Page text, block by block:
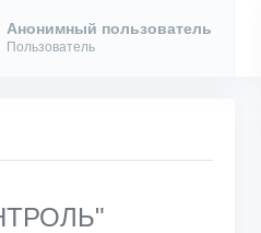
Анонимный пользователь
Пользователь